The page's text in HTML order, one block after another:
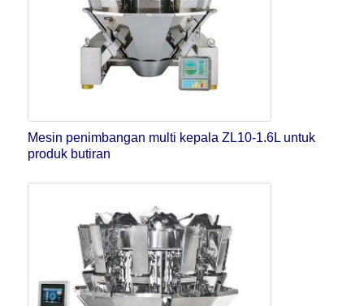
Mesin penimbangan multi kepala ZL10-1.6L untuk
produk butiran